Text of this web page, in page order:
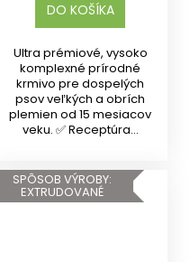
DO KOŠÍKA
Ultra prémiové, vysoko
komplexné prírodné
krmivo pre dospelých
psov veľkých a obrích
plemien od 15 mesiacov
veku. ✅ Receptúra...
SPÔSOB VÝROBY:
EXTRUDOVANÉ